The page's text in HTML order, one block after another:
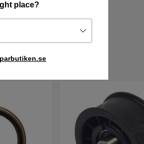
place?